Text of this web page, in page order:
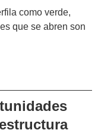
como verde,
que se abren son